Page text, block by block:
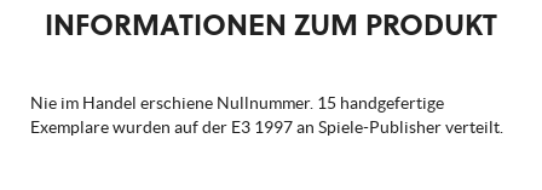
INFORMATIONEN ZUM PRODUKT
Nie im Handel erschiene Nullnummer. 15 handgefertige
Exemplare wurden auf der E3 1997 an Spiele-Publisher verteilt.